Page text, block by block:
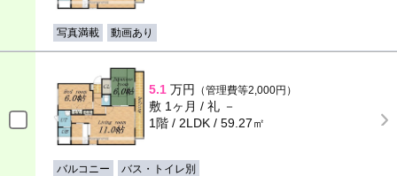
写真満載 動画あり
5.1 万円 （管理費等2,000円）
敷 1ヶ月 / 礼 －
1階 / 2LDK / 59.27㎡
バルコニー バス・トイレ別